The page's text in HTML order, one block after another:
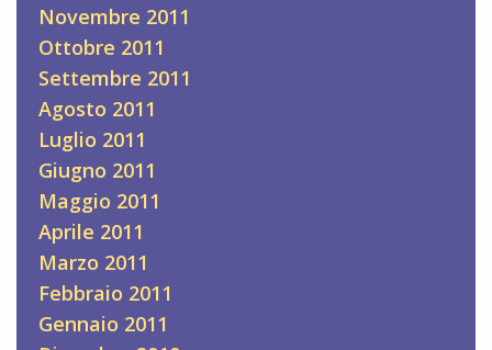
Novembre 2011
Ottobre 2011
Settembre 2011
Agosto 2011
Luglio 2011
Giugno 2011
Maggio 2011
Aprile 2011
Marzo 2011
Febbraio 2011
Gennaio 2011